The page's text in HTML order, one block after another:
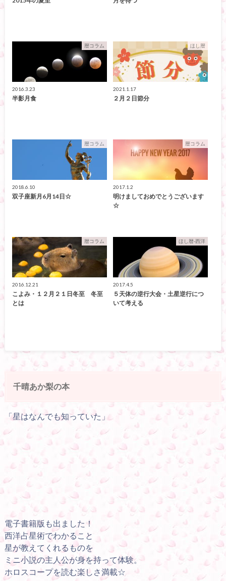
暦コラム
2016.3.23
半影月食
ほし暦
2021.1.17
２月２日節分
暦コラム
2018.6.10
双子座新月6月14日☆
暦コラム
2017.1.2
明けましておめでとうございます
☆
暦コラム
2016.12.21
こよみ・１２月２１日冬至 冬至
とは
ほし暦-西洋
2017.4.5
５天体の逆行大会・土星逆行につ
いて考える
千晴あか梨の本
「星はなんでも知っていた」
電子書籍版も出ました！
西洋占星術でわかること
星が教えてくれるものを
ミニ小説の主人公が身を持って体験。
ホロスコープを読む楽しさ満載☆